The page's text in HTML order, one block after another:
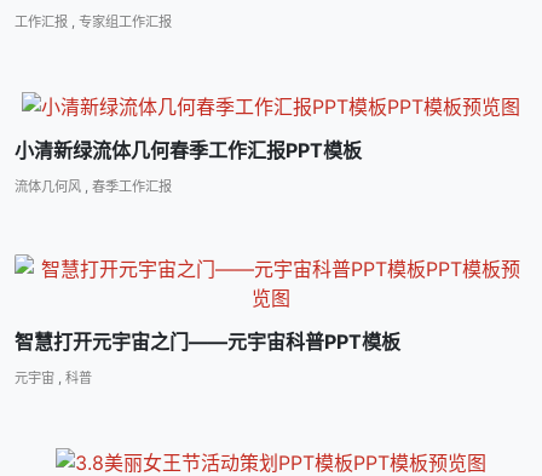
工作汇报 , 专家组工作汇报
小清新绿流体几何春季工作汇报PPT模板
流体几何风 , 春季工作汇报
智慧打开元宇宙之门――元宇宙科普PPT模板
元宇宙 , 科普